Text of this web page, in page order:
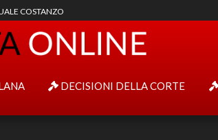
COSTANZO
DECISIONI DELLA CORTE